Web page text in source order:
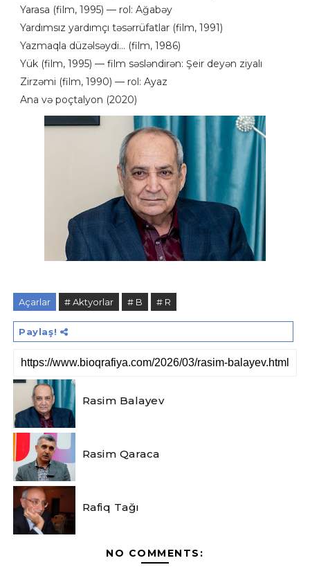
Yarasa (film, 1995) — rol: Ağabəy
Yardımsız yardımçı təsərrüfatlar (film, 1991)
Yazmaqla düzəlsəydi... (film, 1986)
Yük (film, 1995) — film səsləndirən: Şeir deyən ziyalı
Zirzəmi (film, 1990) — rol: Ayaz
Ana və poçtalyon (2020)
Açarlar # Aktyorlar # B # R
Paylaş!
Rasim Balayev
Rasim Qaraca
Rafiq Tağı
NO COMMENTS: